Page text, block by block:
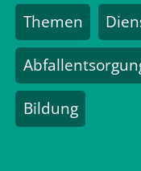
Themen
Bildung